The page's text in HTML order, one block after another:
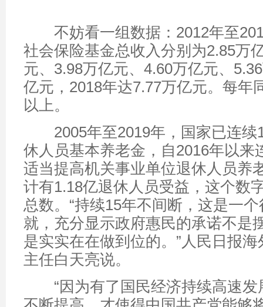
不妨看一组数据：2012年至
社会保险基金总收入分别为2.85万
元、3.98万亿元、4.60万亿元、
亿元，2018年达7.77万亿元。每年
以上。
2005年至2019年，国家已连续
休人员基本养老金，自2016年以来
适当提高机关事业单位退休人员养
计有1.18亿退休人员受益，这个数
总数。“持续15年不间断，这是一
就，充分显示政府惠民的承诺不是
是实实在在做到位的。”人民日报
主任白天亮说。
“因为有了国民经济持续高速发